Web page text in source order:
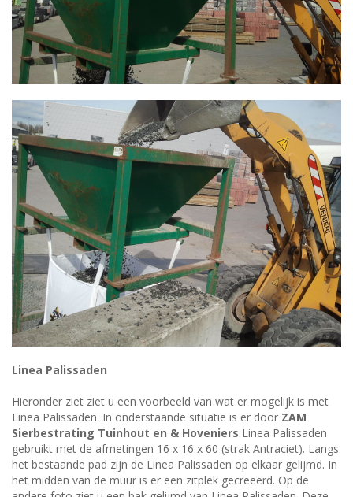
Linea Palissaden
Hieronder ziet ziet u een voorbeeld van wat er mogelijk is met
Linea Palissaden. In onderstaande situatie is er door ZAM
Sierbestrating Tuinhout en & Hoveniers Linea Palissaden
gebruikt met de afmetingen 16 x 16 x 60 (strak Antraciet). Langs
het bestaande pad zijn de Linea Palissaden op elkaar gelijmd. In
het midden van de muur is er een zitplek gecreeërd. Op de